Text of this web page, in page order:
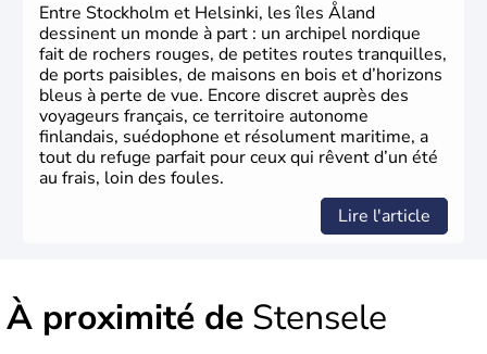
Entre Stockholm et Helsinki, les îles Åland
dessinent un monde à part : un archipel nordique
fait de rochers rouges, de petites routes tranquilles,
de ports paisibles, de maisons en bois et d’horizons
bleus à perte de vue. Encore discret auprès des
voyageurs français, ce territoire autonome
finlandais, suédophone et résolument maritime, a
tout du refuge parfait pour ceux qui rêvent d’un été
au frais, loin des foules.
Lire l'article
À proximité de Stensele